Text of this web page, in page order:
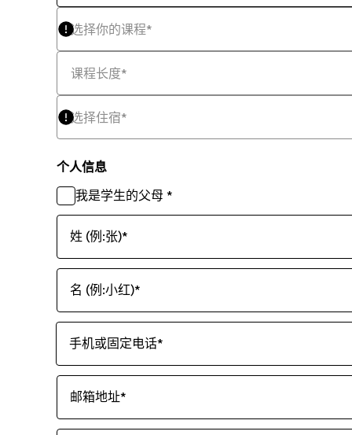
选择你的课程*
课程长度*
选择住宿*
个人信息
我是学生的父母 *
姓 (例:张)*
名 (例:小红)*
手机或固定电话*
邮箱地址*